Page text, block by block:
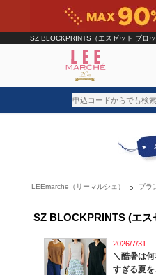
SZ BLOCKPRINTS（エスゼット ブロッ
雑誌掲載アイテム
ランキング
特集
LEEmarche（リーマルシェ） ブラ
SZ BLOCKPRINTS (エ
2026/7/31
＼酷暑は
すぎる夏